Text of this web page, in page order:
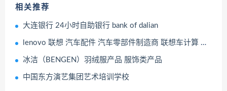
相关推荐
大连银行 24小时自助银行 bank of dalian
lenovo 联想 汽车配件 汽车零部件制造商 联想车计算 联想万象座舱AI平台
冰洁（BENGEN）羽绒服产品 服饰类产品
中国东方演艺集团艺术培训学校